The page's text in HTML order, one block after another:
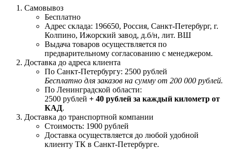
Самовывоз
Бесплатно
Адрес склада: 196650, Россия, Санкт-Петербург, г.
Колпино, Ижорский завод, д.б/н, лит. ВШ
Выдача товаров осуществляется по
предварительному согласованию с менеджером.
Доставка до адреса клиента
По Санкт-Петербургу: 2500 рублей
Бесплатно для заказов на сумму от 200 000 рублей.
По Ленинградской области:
2500 рублей + 40 рублей за каждый километр от
КАД.
Доставка до транспортной компании
Стоимость: 1900 рублей
Доставка осуществляется до любой удобной
клиенту ТК в Санкт-Петербурге.